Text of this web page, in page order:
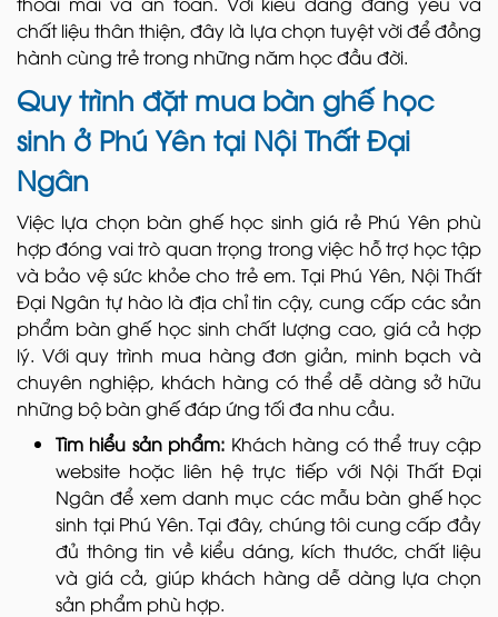
chất liệu thân thiện, đây là lựa chọn tuyệt vời để đồng
hành cùng trẻ trong những năm học đầu đời.
Quy trình đặt mua bàn ghế học
sinh ở Phú Yên tại Nội Thất Đại
Ngân
Việc lựa chọn bàn ghế học sinh giá rẻ Phú Yên phù
hợp đóng vai trò quan trọng trong việc hỗ trợ học tập
và bảo vệ sức khỏe cho trẻ em. Tại Phú Yên, Nội Thất
Đại Ngân tự hào là địa chỉ tin cậy, cung cấp các sản
phẩm bàn ghế học sinh chất lượng cao, giá cả hợp
lý. Với quy trình mua hàng đơn giản, minh bạch và
chuyên nghiệp, khách hàng có thể dễ dàng sở hữu
những bộ bàn ghế đáp ứng tối đa nhu cầu.
Tìm hiểu sản phẩm: Khách hàng có thể truy cập
website hoặc liên hệ trực tiếp với Nội Thất Đại
Ngân để xem danh mục các mẫu bàn ghế học
sinh tại Phú Yên. Tại đây, chúng tôi cung cấp đầy
đủ thông tin về kiểu dáng, kích thước, chất liệu
và giá cả, giúp khách hàng dễ dàng lựa chọn
sản phẩm phù hợp.